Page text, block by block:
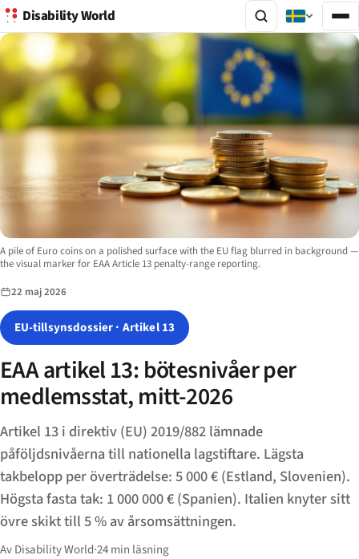
Disability World
Image description:
A pile of Euro coins on a polished surface with the EU flag blurred in background —
the visual marker for EAA Article 13 penalty-range reporting.
22 maj 2026
EU-tillsynsdossier · Artikel 13
EAA artikel 13: bötesnivåer per
medlemsstat, mitt-2026
Artikel 13 i direktiv (EU) 2019/882 lämnade
påföljdsnivåerna till nationella lagstiftare. Lägsta
takbelopp per överträdelse: 5 000 € (Estland, Slovenien).
Högsta fasta tak: 1 000 000 € (Spanien). Italien knyter sitt
övre skikt till 5 % av årsomsättningen.
Av Disability World·24 min läsning